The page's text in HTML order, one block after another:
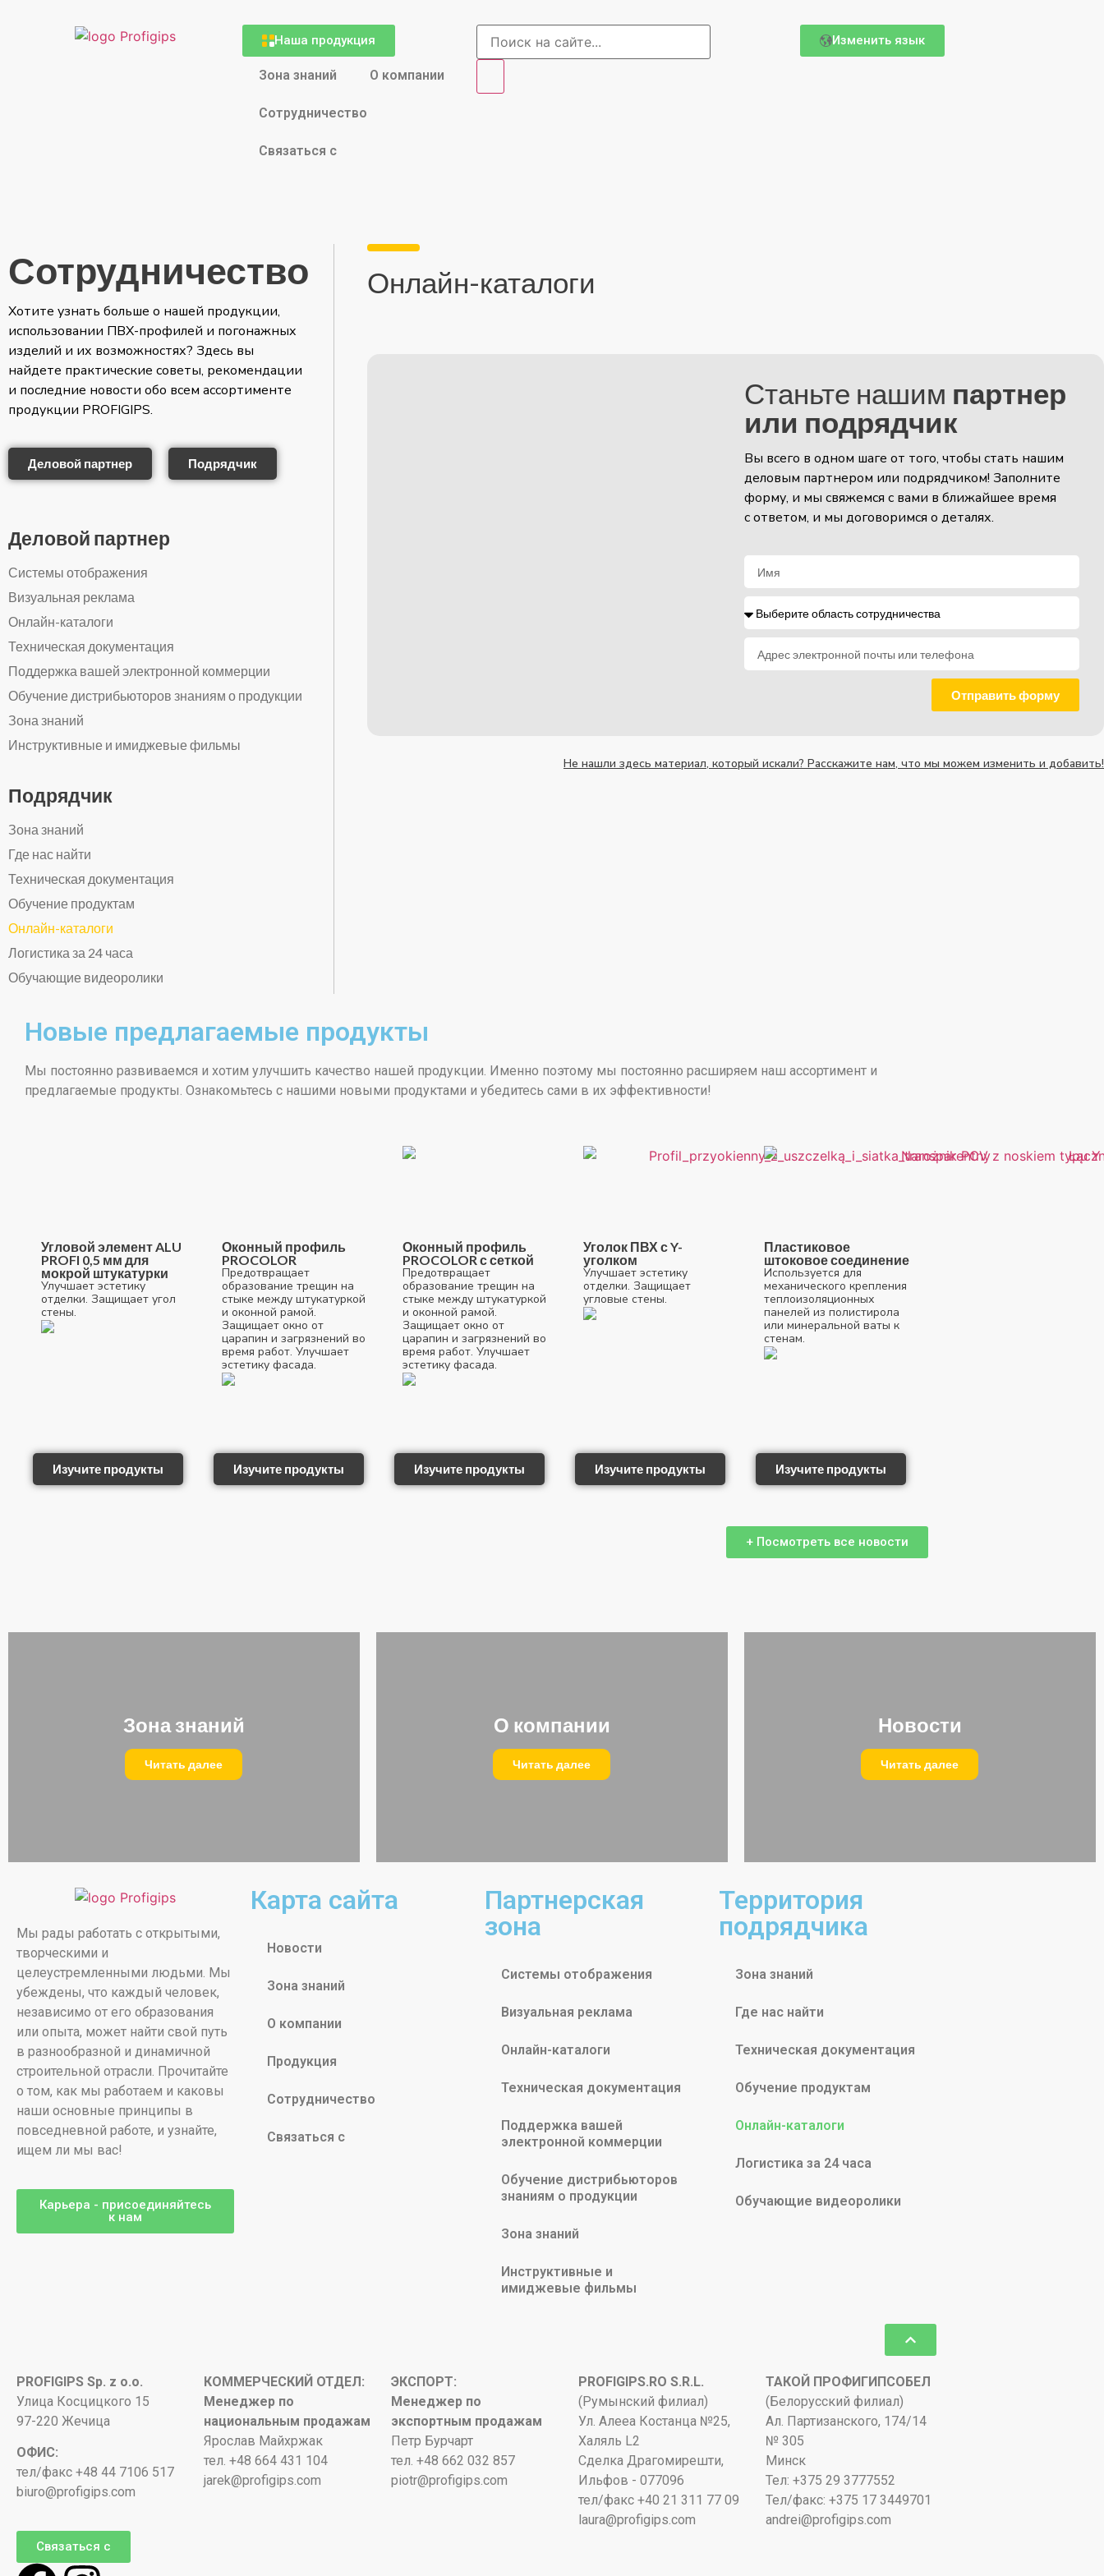
Наша продукция
Зона знаний О компании
Сотрудничество
Связаться с
Изменить язык
Сотрудничество
Хотите узнать больше о нашей продукции,
использовании ПВХ-профилей и погонажных
изделий и их возможностях? Здесь вы
найдете практические советы, рекомендации
и последние новости обо всем ассортименте
продукции PROFIGIPS.
Деловой партнер Подрядчик
Деловой партнер
Системы отображения
Визуальная реклама
Онлайн-каталоги
Техническая документация
Поддержка вашей электронной коммерции
Обучение дистрибьюторов знаниям о продукции
Зона знаний
Инструктивные и имиджевые фильмы
Подрядчик
Зона знаний
Где нас найти
Техническая документация
Обучение продуктам
Онлайн-каталоги
Логистика за 24 часа
Обучающие видеоролики
Онлайн-каталоги
Станьте нашим партнер
или подрядчик
Вы всего в одном шаге от того, чтобы стать нашим
деловым партнером или подрядчиком! Заполните
форму, и мы свяжемся с вами в ближайшее время
с ответом, и мы договоримся о деталях.
Отправить форму
Не нашли здесь материал, который искали? Расскажите нам, что мы можем изменить и добавить!
Новые предлагаемые продукты
Мы постоянно развиваемся и хотим улучшить качество нашей продукции. Именно поэтому мы постоянно расширяем наш ассортимент и
предлагаемые продукты. Ознакомьтесь с нашими новыми продуктами и убедитесь сами в их эффективности!
Угловой элемент ALU
PROFI 0,5 мм для
мокрой штукатурки
Улучшает эстетику
отделки. Защищает угол
стены.
Изучите продукты
Оконный профиль
PROCOLOR
Предотвращает
образование трещин на
стыке между штукатуркой
и оконной рамой.
Защищает окно от
царапин и загрязнений во
время работ. Улучшает
эстетику фасада.
Изучите продукты
Оконный профиль
PROCOLOR с сеткой
Предотвращает
образование трещин на
стыке между штукатуркой
и оконной рамой.
Защищает окно от
царапин и загрязнений во
время работ. Улучшает
эстетику фасада.
Изучите продукты
Уголок ПВХ с Y-
уголком
Улучшает эстетику
отделки. Защищает
угловые стены.
Изучите продукты
Пластиковое
штоковое соединение
Используется для
механического крепления
теплоизоляционных
панелей из полистирола
или минеральной ваты к
стенам.
Изучите продукты
+ Посмотреть все новости
Зона знаний
Читать далее
О компании
Читать далее
Новости
Читать далее
Мы рады работать с открытыми,
творческими и
целеустремленными людьми. Мы
убеждены, что каждый человек,
независимо от его образования
или опыта, может найти свой путь
в разнообразной и динамичной
строительной отрасли. Прочитайте
о том, как мы работаем и каковы
наши основные принципы в
повседневной работе, и узнайте,
ищем ли мы вас!
Карьера - присоединяйтесь
к нам
Карта сайта
Новости
Зона знаний
О компании
Продукция
Сотрудничество
Связаться с
Партнерская
зона
Системы отображения
Визуальная реклама
Онлайн-каталоги
Техническая документация
Поддержка вашей
электронной коммерции
Обучение дистрибьюторов
знаниям о продукции
Зона знаний
Инструктивные и
имиджевые фильмы
Территория
подрядчика
Зона знаний
Где нас найти
Техническая документация
Обучение продуктам
Онлайн-каталоги
Логистика за 24 часа
Обучающие видеоролики
PROFIGIPS Sp. z o.o.
Улица Косцицкого 15
97-220 Жечица
ОФИС:
тел/факс +48 44 7106 517
biuro@profigips.com
Связаться с
КОММЕРЧЕСКИЙ ОТДЕЛ:
Менеджер по
национальным продажам
Ярослав Майхржак
тел. +48 664 431 104
jarek@profigips.com
ЭКСПОРТ:
Менеджер по
экспортным продажам
Петр Бурчарт
тел. +48 662 032 857
piotr@profigips.com
PROFIGIPS.RO S.R.L.
(Румынский филиал)
Ул. Алееа Костанца №25,
Халяль L2
Сделка Драгомирешти,
Ильфов - 077096
тел/факс +40 21 311 77 09
laura@profigips.com
ТАКОЙ ПРОФИГИПСОБЕЛ
(Белорусский филиал)
Ал. Партизанского, 174/14
№ 305
Минск
Тел: +375 29 3777552
Тел/факс: +375 17 3449701
andrei@profigips.com